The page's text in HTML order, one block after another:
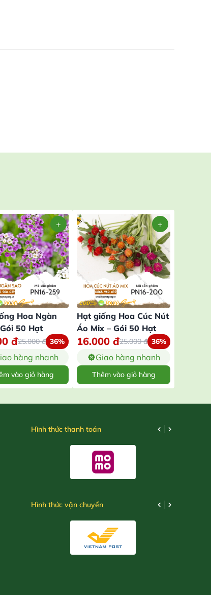
Hoa Ngàn
50 Hạt
đ25.000đ 36%
hàng nhanh
vào giỏ hàng
Hạt giống Hoa Cúc Nút
Áo Mix – Gói 50 Hạt
16.000 đ25.000đ 36%
Giao hàng nhanh
Thêm vào giỏ hàng
Hình thức thanh toán
Hình thức vận chuyển